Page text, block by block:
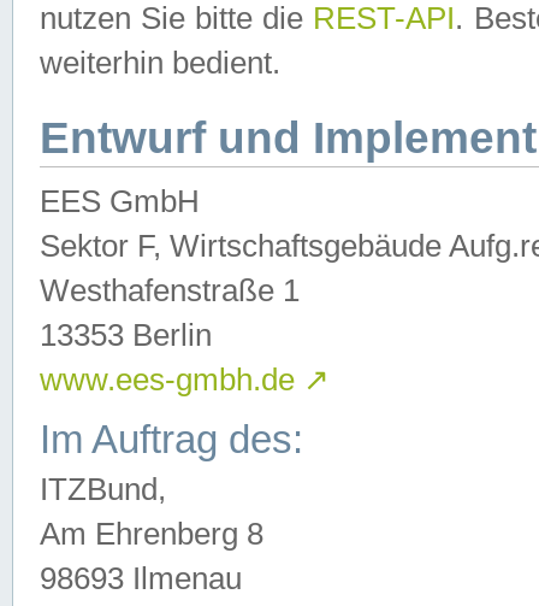
nutzen Sie bitte die REST-API.
weiterhin bedient.
Entwurf und
EES GmbH
Sektor F, Wirtschaftsgebäude
Westhafenstraße 1
13353 Berlin
www.ees-gmbh.de ↗
Im Auftrag des:
ITZBund,
Am Ehrenberg 8
98693 Ilmenau